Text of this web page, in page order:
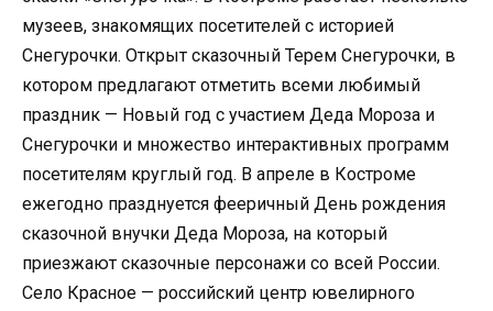
музеев, знакомящих посетителей с историей
Снегурочки. Открыт сказочный Терем Снегурочки, в
котором предлагают отметить всеми любимый
праздник — Новый год с участием Деда Мороза и
Снегурочки и множество интерактивных программ
посетителям круглый год. В апреле в Костроме
ежегодно празднуется фееричный День рождения
сказочной внучки Деда Мороза, на который
приезжают сказочные персонажи со всей России.
Село Красное — российский центр ювелирного